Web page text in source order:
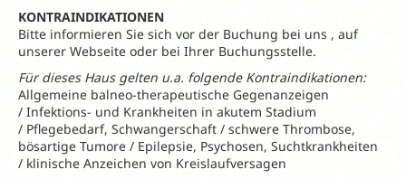
KONTRAINDIKATIONEN
Bitte informieren Sie sich vor der Buchung bei uns , auf
unserer Webseite oder bei Ihrer Buchungsstelle.
Für dieses Haus gelten u.a. folgende Kontraindikationen:
Allgemeine balneo-therapeutische Gegenanzeigen
/ Infektions- und Krankheiten in akutem Stadium
/ Pflegebedarf, Schwangerschaft / schwere Thrombose,
bösartige Tumore / Epilepsie, Psychosen, Suchtkrankheiten
/ klinische Anzeichen von Kreislaufversagen